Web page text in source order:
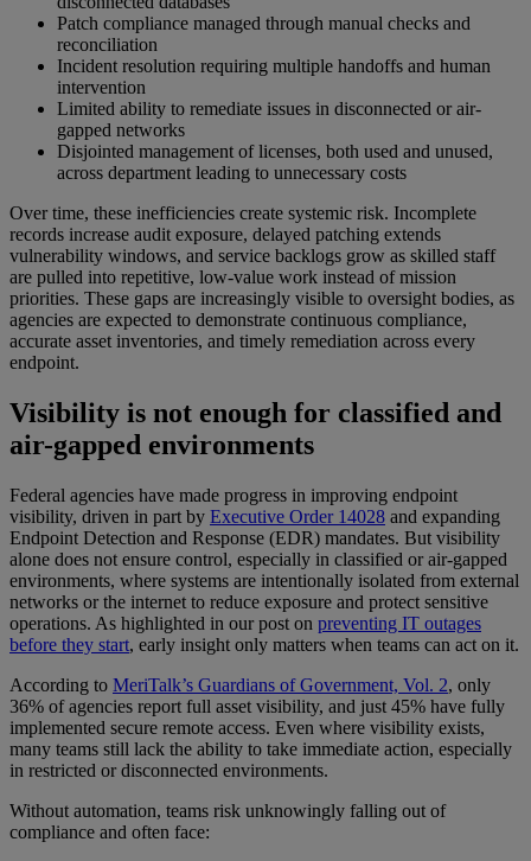
Patch compliance managed through manual checks and
reconciliation
Incident resolution requiring multiple handoffs and human
intervention
Limited ability to remediate issues in disconnected or air-
gapped networks
Disjointed management of licenses, both used and unused,
across department leading to unnecessary costs
Over time, these inefficiencies create systemic risk. Incomplete
records increase audit exposure, delayed patching extends
vulnerability windows, and service backlogs grow as skilled staff
are pulled into repetitive, low-value work instead of mission
priorities. These gaps are increasingly visible to oversight bodies, as
agencies are expected to demonstrate continuous compliance,
accurate asset inventories, and timely remediation across every
endpoint.
Visibility is not enough for classified and
air-gapped environments
Federal agencies have made progress in improving endpoint
visibility, driven in part by Executive Order 14028 and expanding
Endpoint Detection and Response (EDR) mandates. But visibility
alone does not ensure control, especially in classified or air-gapped
environments, where systems are intentionally isolated from external
networks or the internet to reduce exposure and protect sensitive
operations. As highlighted in our post on preventing IT outages
before they start, early insight only matters when teams can act on it.
According to MeriTalk’s Guardians of Government, Vol. 2, only
36% of agencies report full asset visibility, and just 45% have fully
implemented secure remote access. Even where visibility exists,
many teams still lack the ability to take immediate action, especially
in restricted or disconnected environments.
Without automation, teams risk unknowingly falling out of
compliance and often face: